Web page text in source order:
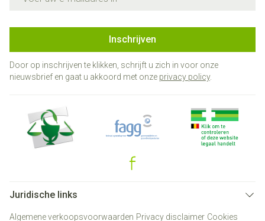
Inschrijven
Door op inschrijven te klikken, schrijft u zich in voor onze
nieuwsbrief en gaat u akkoord met onze privacy policy.
Juridische links
Algemene verkoopsvoorwaarden Privacy disclaimer Cookies